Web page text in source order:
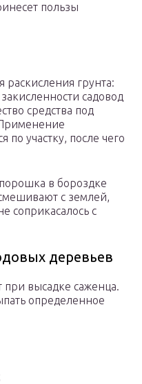
пользы
раскисления грунта:
садовод
средства под
по участку, после чего
в бороздке
с землей,
соприкасалось с
деревьев
при высадке саженца.
определенное